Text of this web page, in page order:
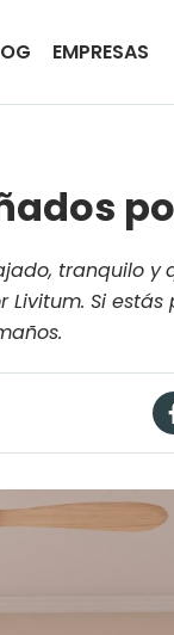
EMPRESAS
tranquilo y
Si